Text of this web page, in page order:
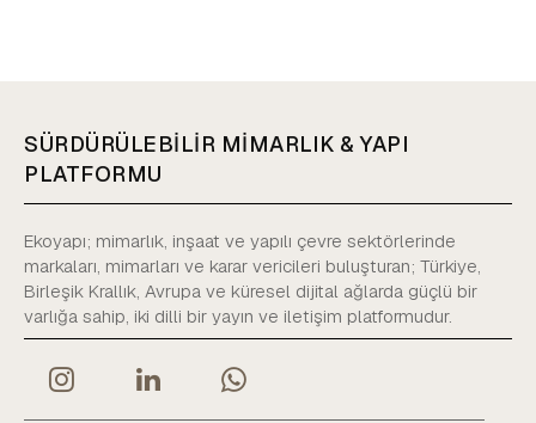
SÜRDÜRÜLEBİLİR MİMARLIK & YAPI
PLATFORMU
Ekoyapı; mimarlık, inşaat ve yapılı çevre sektörlerinde
markaları, mimarları ve karar vericileri buluşturan; Türkiye,
Birleşik Krallık, Avrupa ve küresel dijital ağlarda güçlü bir
varlığa sahip, iki dilli bir yayın ve iletişim platformudur.